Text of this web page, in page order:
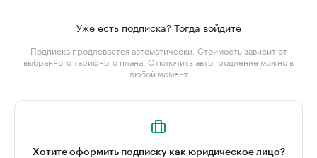
Уже есть подписка? Тогда войдите
Подписка продлевается автоматически. Стоимость зависит от
выбранного тарифного плана . Отключить автопродление можно в
любой момент
Хотите оформить подписку как юридическое лицо?